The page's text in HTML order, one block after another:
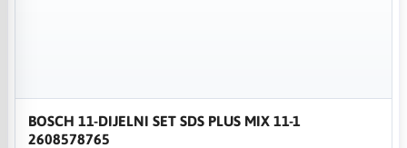
BOSCH 11-DIJELNI SET SDS PLUS MIX 11-1
2608578765